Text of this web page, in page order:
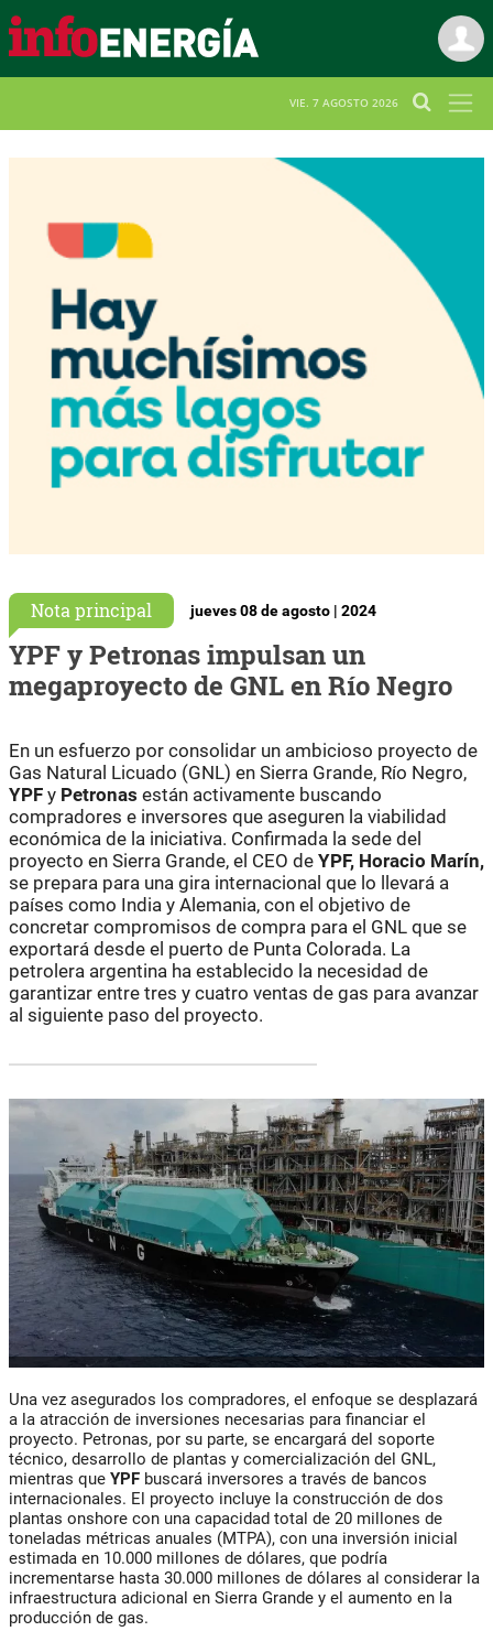
VIE. 7 AGOSTO 2026
Nota principal jueves 08 de agosto | 2024
YPF y Petronas impulsan un
megaproyecto de GNL en Río Negro
En un esfuerzo por consolidar un ambicioso proyecto de
Gas Natural Licuado (GNL) en Sierra Grande, Río Negro,
YPF y Petronas están activamente buscando
compradores e inversores que aseguren la viabilidad
económica de la iniciativa. Confirmada la sede del
proyecto en Sierra Grande, el CEO de YPF, Horacio Marín,
se prepara para una gira internacional que lo llevará a
países como India y Alemania, con el objetivo de
concretar compromisos de compra para el GNL que se
exportará desde el puerto de Punta Colorada. La
petrolera argentina ha establecido la necesidad de
garantizar entre tres y cuatro ventas de gas para avanzar
al siguiente paso del proyecto.
Una vez asegurados los compradores, el enfoque se desplazará
a la atracción de inversiones necesarias para financiar el
proyecto. Petronas, por su parte, se encargará del soporte
técnico, desarrollo de plantas y comercialización del GNL,
mientras que YPF buscará inversores a través de bancos
internacionales. El proyecto incluye la construcción de dos
plantas onshore con una capacidad total de 20 millones de
toneladas métricas anuales (MTPA), con una inversión inicial
estimada en 10.000 millones de dólares, que podría
incrementarse hasta 30.000 millones de dólares al considerar la
infraestructura adicional en Sierra Grande y el aumento en la
producción de gas.